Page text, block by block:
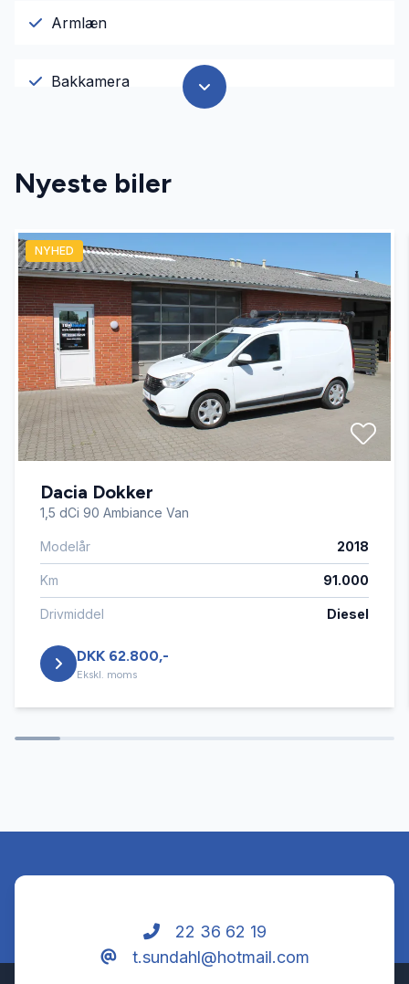
Armlæn
Bakkamera
Buet lys
El-ruder
El-spejle
Fartpilot
Fjernbetjent centrallås
Kørecomputer
Parkeringssensor bagved
Parkeringssensor foran
Sædevarme
Nyeste biler
NYHED
Dacia Dokker
1,5 dCi 90 Ambiance Van
Modelår 2018
Km 91.000
Drivmiddel Diesel
DKK 62.800,-
Ekskl. moms
22 36 62 19
t.sundahl@hotmail.com